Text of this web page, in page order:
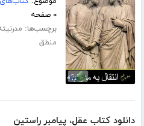
۰ صفحه
برچسب‌ها:
منطق
دانلود کتاب عقل، پیامبر راستین